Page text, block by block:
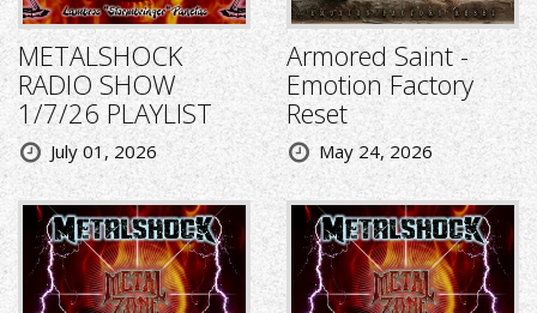
METALSHOCK
RADIO SHOW
1/7/26 PLAYLIST
July 01, 2026
Armored Saint -
Emotion Factory
Reset
May 24, 2026